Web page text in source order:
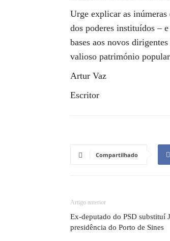
Urge explicar as inúmeras
dos poderes instituídos –
bases aos novos
valioso património
Artur Vaz
Escritor
Compartilhado
Artigo anterior
Ex-deputado do PSD substituí
presidência do Porto de Sines